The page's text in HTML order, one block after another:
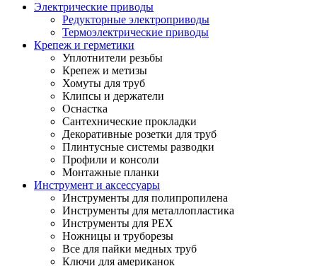
Электрические приводы
Редукторные электроприводы
Термоэлектрические приводы
Крепеж и герметики
Уплотнители резьбы
Крепеж и метизы
Хомуты для труб
Клипсы и держатели
Оснастка
Сантехнические прокладки
Декоративные розетки для труб
Плинтусные системы разводки
Профили и консоли
Монтажные планки
Инструмент и аксессуары
Инструменты для полипропилена
Инструменты для металлопластика
Инструменты для PEX
Ножницы и труборезы
Все для пайки медных труб
Ключи для американок